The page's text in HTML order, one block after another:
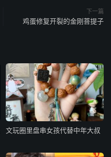
下一篇
鸡蛋修复开裂的金刚菩提子
文玩圈里盘串女孩代替中年大叔